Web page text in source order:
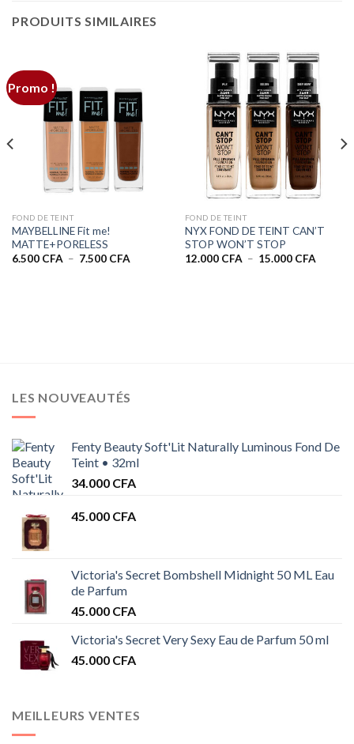
PRODUITS SIMILAIRES
Promo !
FOND DE TEINT
MAYBELLINE Fit me!
MATTE+PORELESS
6.500 CFA – 7.500 CFAPlage
FOND DE TEINT
NYX FOND DE TEINT CAN’T
STOP WON’T STOP
12.000 CFA – 15.000 CFAPlage
LES NOUVEAUTÉS
Fenty Beauty Soft'Lit Naturally Luminous Fond De
Teint • 32ml
34.000 CFA
45.000 CFA
Victoria's Secret Bombshell Midnight 50 ML Eau
de Parfum
45.000 CFA
Victoria's Secret Very Sexy Eau de Parfum 50 ml
45.000 CFA
MEILLEURS VENTES